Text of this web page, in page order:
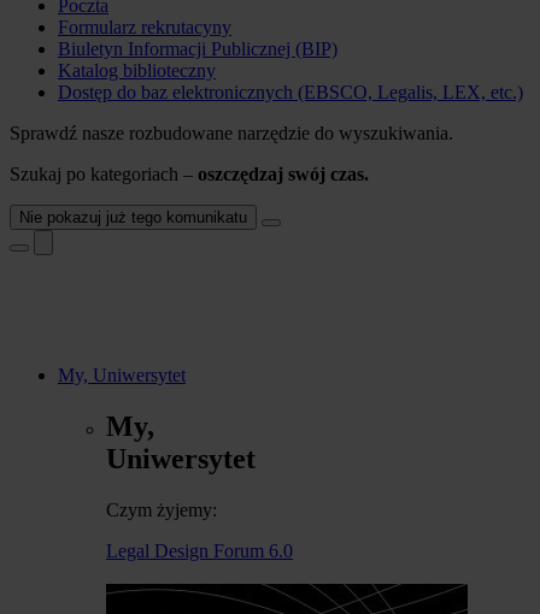
Poczta
Formularz rekrutacyny
Biuletyn Informacji Publicznej (BIP)
Katalog biblioteczny
Dostęp do baz elektronicznych (EBSCO, Legalis, LEX, etc.)
Sprawdź nasze rozbudowane narzędzie do wyszukiwania.
Szukaj po kategoriach – oszczędzaj swój czas.
Nie pokazuj już tego komunikatu
My, Uniwersytet
My,
Uniwersytet
Czym żyjemy:
Legal Design Forum 6.0